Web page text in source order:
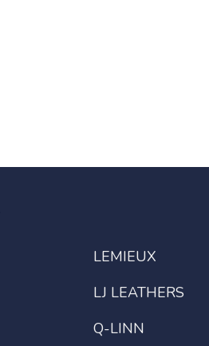
LEMIEUX
LJ LEATHERS
Q-LINN